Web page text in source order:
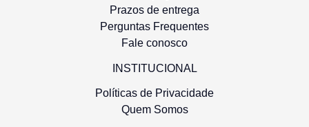
Prazos de entrega
Perguntas Frequentes
Fale conosco
INSTITUCIONAL
Políticas de Privacidade
Quem Somos